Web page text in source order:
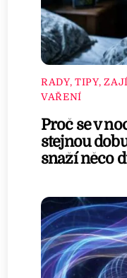
RADY, TIPY,
VAŘENÍ
Proč se v
stejnou
snaží něco